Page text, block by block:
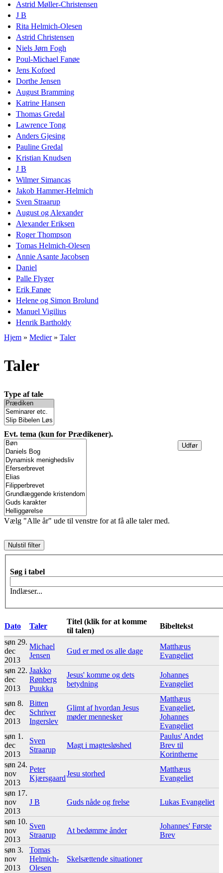
Astrid Møller-Christensen
J B
Rita Helmich-Olesen
Astrid Christensen
Niels Jørn Fogh
Poul-Michael Fanøe
Jens Kofoed
Dorthe Jensen
August Bramming
Katrine Hansen
Thomas Gredal
Lawrence Tong
Anders Gjesing
Pauline Gredal
Kristian Knudsen
J B
Wilmer Simancas
Jakob Hammer-Helmich
Sven Straarup
August og Alexander
Alexander Eriksen
Roger Thompson
Tomas Helmich-Olesen
Annie Asante Jacobsen
Daniel
Palle Flyger
Erik Fanøe
Helene og Simon Brolund
Manuel Vigilius
Henrik Bartholdy
Hjem » Medier» Taler
Taler
Type af tale
Evt. tema (kun for Prædikener).
Vælg "Alle år" ude til venstre for at få alle taler med.
Søg i tabel
Indlæser...
Dato Taler
Titel (klik for at komme
til talen)
Bibeltekst
søn 29.
dec
2013
Michael
Jensen
Gud er med os alle dage
Matthæus
Evangeliet
søn 22.
dec
2013
Jaakko
Rønberg
Puukka
Jesus' komme og dets
betydning
Johannes
Evangeliet
søn 8.
dec
2013
Bitten
Schriver
Ingerslev
Glimt af hvordan Jesus
møder mennesker
Matthæus
Evangeliet,
Johannes
Evangeliet
søn 1.
dec
2013
Sven
Straarup
Magt i magtesløshed
Paulus' Andet
Brev til
Korintherne
søn 24.
nov
2013
Peter
Kjærsgaard
Jesu storhed
Matthæus
Evangeliet
søn 17.
nov
2013
J B Guds nåde og frelse Lukas Evangeliet
søn 10.
nov
2013
Sven
Straarup
At bedømme ånder
Johannes' Første
Brev
søn 3.
nov
2013
Tomas
Helmich-
Olesen
Skelsættende situationer